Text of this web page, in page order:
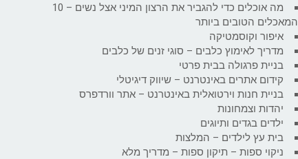
מה אוכלים כדי להגביר את הרצון המיני אצל נשים – 10
המאכלים הטובים ביותר
איפור וקוסמטיקה
מדריך לאימוץ כלבים – סוגי זנים של כלבים
בניית פרגולה בבית פרטי
קידום אתרים באינטרנט – שיווק דיגיטלי
בניית חנות וירטואלית באינטרנט – אתר וורדפרס
יהדות וצמחונות
ילדים בגדים ותיוגים
בית עץ לילדים – המלצות
ניקוי ספות – תיקון ספות – מדריך מלא